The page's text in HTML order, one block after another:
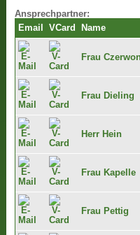
Ansprechpartner:
Email
VCard Name
Frau
Frau Dieling
Herr Hein
Frau Kapelle
Frau Pettig